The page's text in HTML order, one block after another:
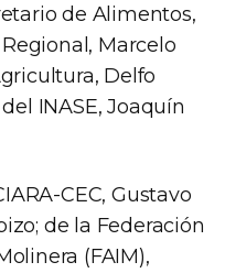
de Alimentos,
Marcelo
Delfo
INASE, Joaquín
CEC, Gustavo
de la Federación
(FAIM),